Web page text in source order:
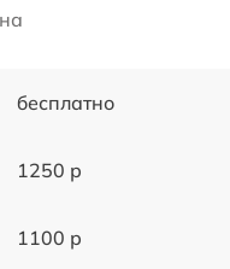
бесплатно
1250 р
1100 р